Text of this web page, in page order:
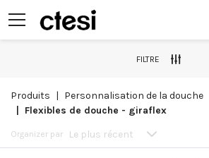
FILTRE
produits personnalisation de la douche
flexibles de douche - giraflex
Organizer par Le plus récent